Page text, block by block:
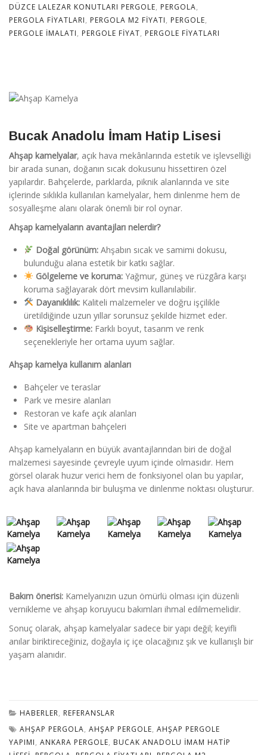
DÜZCE LALEZAR KONUTLARI PERGOLE, PERGOLA,
PERGOLA FIYATLARI, PERGOLA M2 FIYATI, PERGOLE,
PERGOLE İMALATI, PERGOLE FIYAT, PERGOLE FIYATLARI
Bucak Anadolu İmam Hatip Lisesi
Ahşap kamelyalar, açık hava mekânlarında estetik ve işlevselliği
bir arada sunan, doğanın sıcak dokusunu hissettiren özel
yapılardır. Bahçelerde, parklarda, piknik alanlarında ve site
içlerinde sıklıkla kullanılan kamelyalar, hem dinlenme hem de
sosyalleşme alanı olarak önemli bir rol oynar.
Ahşap kamelyaların avantajları nelerdir?
Doğal görünüm:Ahşabın sıcak ve samimi dokusu,
bulunduğu alana estetik bir katkı sağlar.
Gölgeleme ve koruma:Yağmur, güneş ve rüzgâra karşı
koruma sağlayarak dört mevsim kullanılabilir.
Dayanıklılık:Kaliteli malzemeler ve doğru işçilikle
üretildiğinde uzun yıllar sorunsuz şekilde hizmet eder.
Kişiselleştirme:Farklı boyut, tasarım ve renk
seçenekleriyle her ortama uyum sağlar.
Ahşap kamelya kullanım alanları
Bahçeler ve teraslar
Park ve mesire alanları
Restoran ve kafe açık alanları
Site ve apartman bahçeleri
Ahşap kamelyaların en büyük avantajlarından biri de doğal
malzemesi sayesinde çevreyle uyum içinde olmasıdır. Hem
görsel olarak huzur verici hem de fonksiyonel olan bu yapılar,
açık hava alanlarında bir buluşma ve dinlenme noktası oluşturur.
Bakım önerisi: Kamelyanızın uzun ömürlü olması için düzenli
vernikleme ve ahşap koruyucu bakımları ihmal edilmemelidir.
Sonuç olarak, ahşap kamelyalar sadece bir yapı değil; keyifli
anılar biriktireceğiniz, doğayla iç içe olacağınız şık ve kullanışlı bir
yaşam alanıdır.
HABERLER, REFERANSLAR
AHŞAP PERGOLA, AHŞAP PERGOLE, AHŞAP PERGOLE
YAPIMI, ANKARA PERGOLE, BUCAK ANADOLU İMAM HATIP